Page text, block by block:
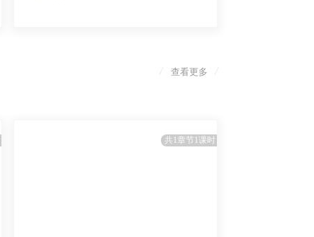
查看更多
共1章节1课时